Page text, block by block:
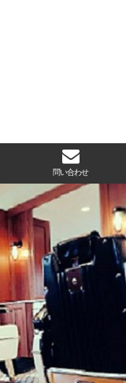
問い合わせ